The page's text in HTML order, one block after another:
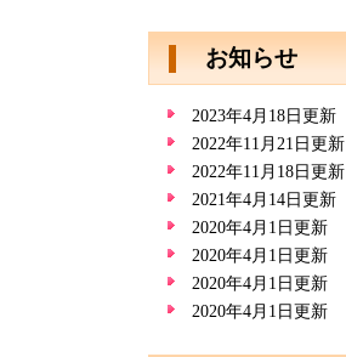
お知らせ
2023年4月18日更新
2022年11月21日更新
2022年11月18日更新
2021年4月14日更新
2020年4月1日更新
2020年4月1日更新
2020年4月1日更新
2020年4月1日更新